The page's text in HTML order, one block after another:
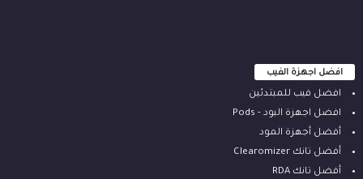
افضل اجهزة الفيب
افضل فيب للمبتدئين
افضل اجهزة البود - Pods
أفضل أجهزة المود
أفضل تانك Clearomizer
أفضل تانك RDA